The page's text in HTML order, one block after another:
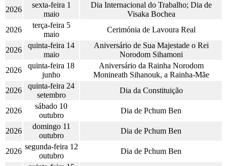
2026
sexta-feira 1
maio
Dia Internacional do Trabalho; Dia de
Visaka Bochea
2026
terça-feira 5
maio
Cerimónia de Lavoura Real
2026
quinta-feira 14
maio
Aniversário de Sua Majestade o Rei
Norodom Sihamoni
2026
quinta-feira 18
junho
Aniversário da Rainha Norodom
Monineath Sihanouk, a Rainha-Mãe
2026
quinta-feira 24
setembro
Dia da Constituição
2026
sábado 10
outubro
Dia de Pchum Ben
2026
domingo 11
outubro
Dia de Pchum Ben
2026
segunda-feira 12
outubro
Dia de Pchum Ben